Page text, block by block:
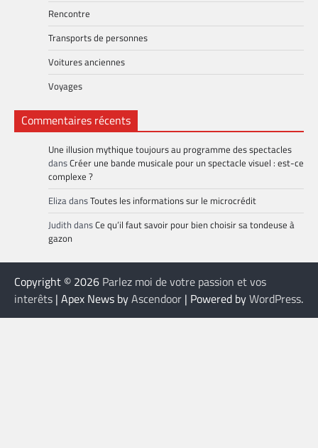
Rencontre
Transports de personnes
Voitures anciennes
Voyages
Commentaires récents
Une illusion mythique toujours au programme des spectacles
dansCréer une bande musicale pour un spectacle visuel : est-ce
complexe ?
ElizadansToutes les informations sur le microcrédit
Judith dansCe qu’il faut savoir pour bien choisir sa tondeuse à
gazon
Copyright © 2026 Parlez moi de votre passion et vos
interêts | Apex News byAscendoor | Powered byWordPress.